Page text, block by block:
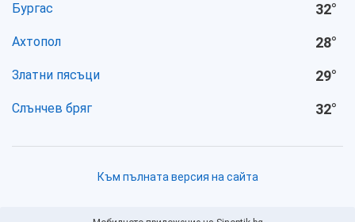
Бургас 32°
Ахтопол 28°
Златни пясъци 29°
Слънчев бряг 32°
Към пълната версия на сайта